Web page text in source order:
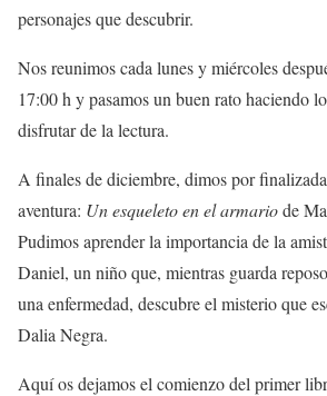
personajes que descubrir.
Nos reunimos cada lunes y miércoles
17:00 h y pasamos un buen rato haciendo
disfrutar de la lectura.
A finales de diciembre, dimos por
aventura: Un esqueleto en el armariode
Pudimos aprender la importancia de la
Daniel, un niño que, mientras guarda
una enfermedad, descubre el misterio que
Dalia Negra.
Aquí os dejamos el comienzo del primer